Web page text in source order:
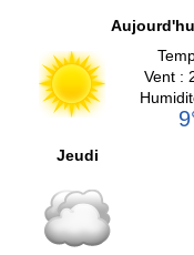
Vent :
Jeudi